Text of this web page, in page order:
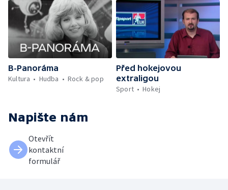
B-Panoráma
Kultura
Hudba Rock & pop
Před hokejovou
extraligou
Sport
Hokej
Napište nám
Otevřít
kontaktní
formulář